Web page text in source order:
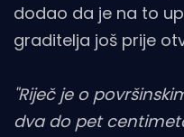
dodao da je na to
graditelja još prije
"Riječ je o
dva do pet